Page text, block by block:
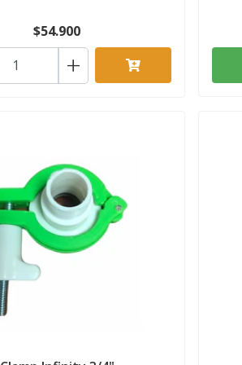
$54.900
+